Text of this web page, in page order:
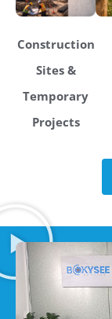
Construction
Sites &
Temporary
Projects